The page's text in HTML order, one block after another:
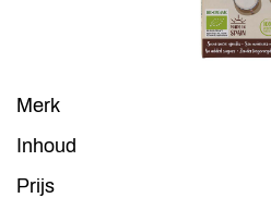
Merk
Inhoud
Prijs